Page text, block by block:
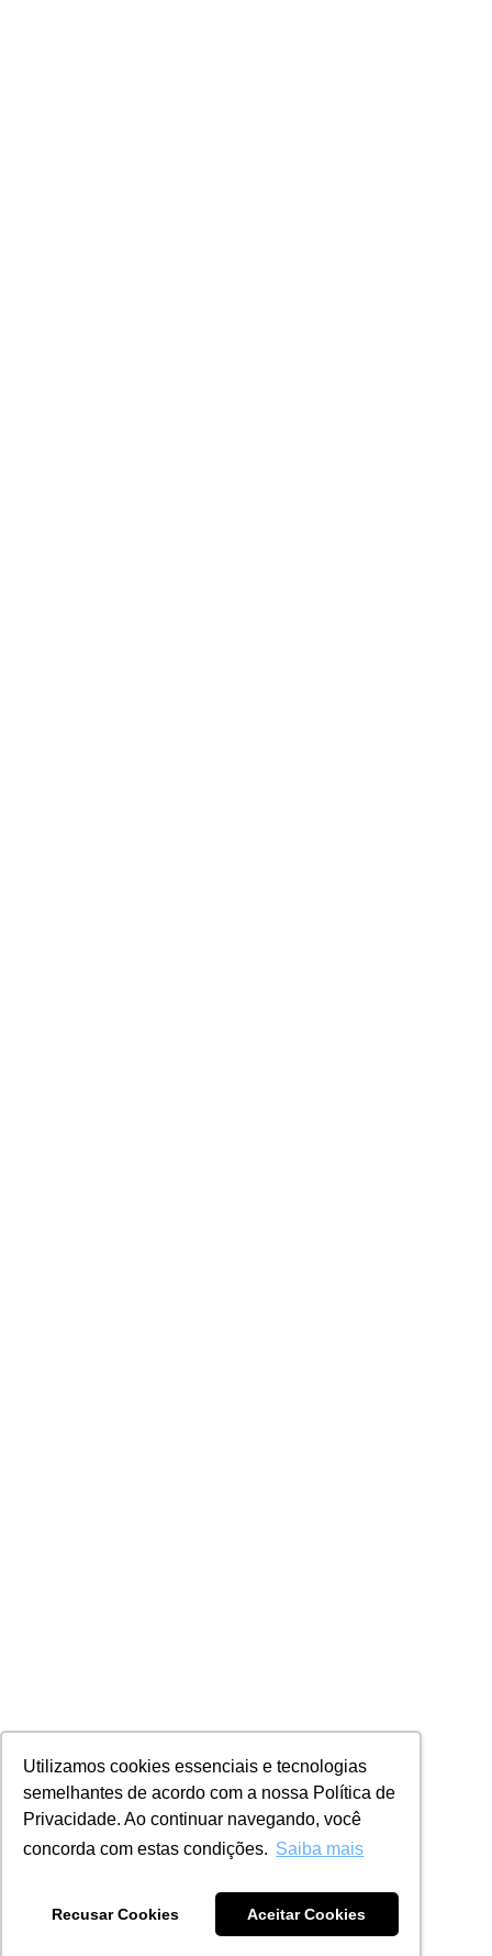
Utilizamos cookies essenciais e tecnologias
semelhantes de acordo com a nossa Política de
Privacidade. Ao continuar navegando, você
concorda com estas condições. Saiba mais
Recusar Cookies Aceitar Cookies